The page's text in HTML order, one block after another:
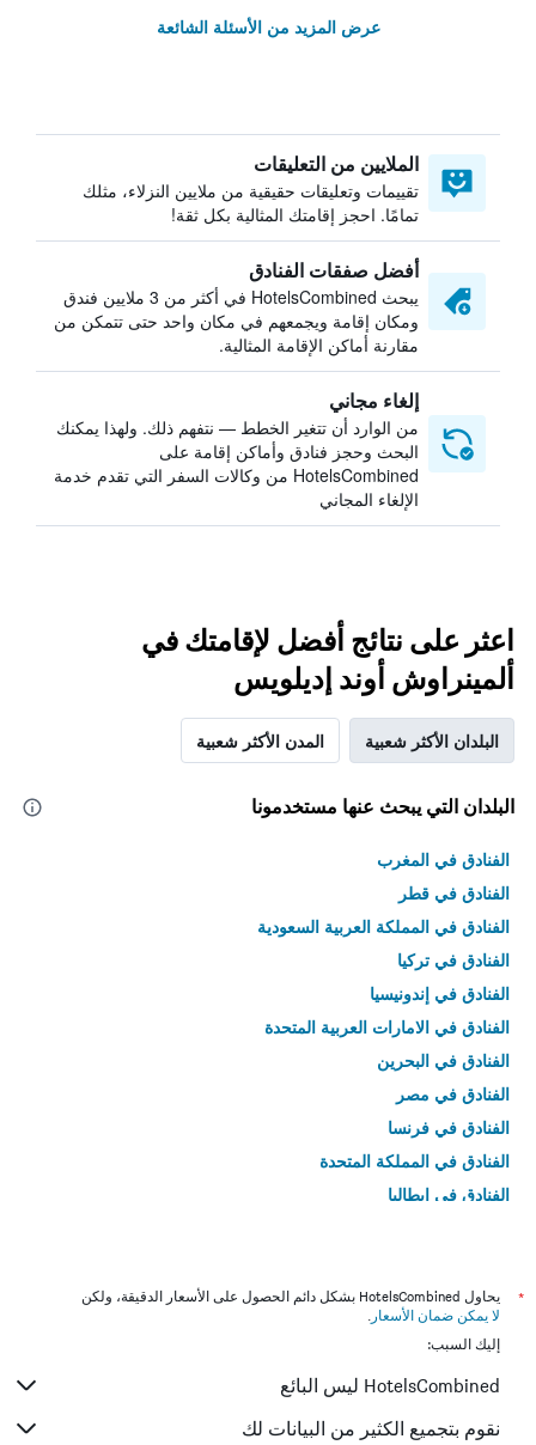
عرض المزيد من الأسئلة الشائعة
الملايين من التعليقات
تقييمات وتعليقات حقيقية من ملايين النزلاء، مثلك
تمامًا. احجز إقامتك المثالية بكل ثقة!
أفضل صفقات الفنادق
يبحث HotelsCombined في أكثر من 3 ملايين فندق
ومكان إقامة ويجمعهم في مكان واحد حتى تتمكن من
مقارنة أماكن الإقامة المثالية.
إلغاء مجاني
من الوارد أن تتغير الخطط — نتفهم ذلك. ولهذا يمكنك
البحث وحجز فنادق وأماكن إقامة على
HotelsCombined من وكالات السفر التي تقدم خدمة
الإلغاء المجاني
اعثر على نتائج أفضل لإقامتك في
ألمينراوش أوند إديلويس
البلدان الأكثر شعبية المدن الأكثر شعبية
البلدان التي يبحث عنها مستخدمونا
الفنادق في المغرب
الفنادق في قطر
الفنادق في المملكة العربية السعودية
الفنادق في تركيا
الفنادق في إندونيسيا
الفنادق في الامارات العربية المتحدة
الفنادق في البحرين
الفنادق في مصر
الفنادق في فرنسا
الفنادق في المملكة المتحدة
الفنادق في إيطاليا
*
يحاول HotelsCombined بشكل دائم الحصول على الأسعار الدقيقة، ولكن
لا يمكن ضمان الأسعار .
إليك السبب:
HotelsCombined ليس البائع
نقوم بتجميع الكثير من البيانات لك